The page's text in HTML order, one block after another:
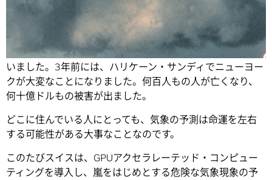
10年前、ハリケーン・カトリーナがニューオーリンズを襲
いました。3年前には、ハリケーン・サンディでニューヨー
クが大変なことになりました。何百人もの人が亡くなり、
何十億ドルもの被害が出ました。
どこに住んでいる人にとっても、気象の予測は命運を左右
する可能性がある大事なことなのです。
このたびスイスは、GPUアクセラレーテッド・コンピュー
ティングを導入し、嵐をはじめとする危険な気象現象の予